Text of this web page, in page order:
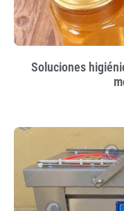
Soluciones